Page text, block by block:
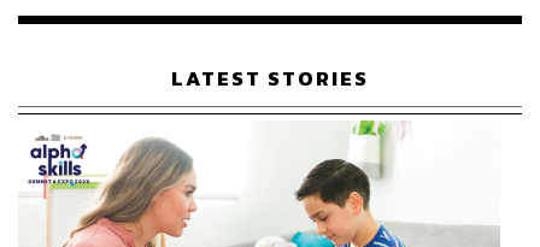
เรือนไทยที่ถูกซุกไว้
LATEST STORIES